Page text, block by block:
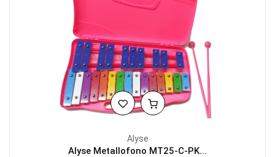
Alyse
Alyse Metallofono MT25-C-PK...